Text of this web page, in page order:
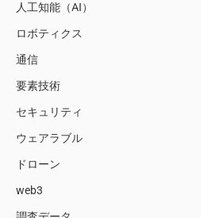
人工知能（AI）
ロボティクス
通信
要素技術
セキュリティ
ウェアラブル
ドローン
web3